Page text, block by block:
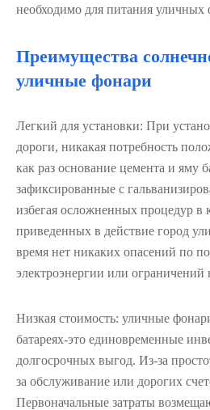
необходимо для питания уличных
Преимущества
уличные фонари
Легкий для установки: При
дороги, никакая потребность
как раз основание цемента и яму
зафиксированные с
избегая осложненных процедур в
приведенных в действие город
время нет никаких опасений по
электроэнергии или ограничений
Низкая стоимость: уличные
батареях-это единовременные
долгосрочных выгод. Из-за
за обслуживание или дорогих
Первоначальные затраты